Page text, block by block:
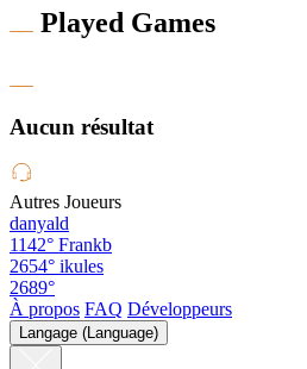
Played Games
Aucun résultat
Autres Joueurs
danyald
1142° Frankb
2654° ikules
2689°
À propos FAQ Développeurs
Langage (Language)